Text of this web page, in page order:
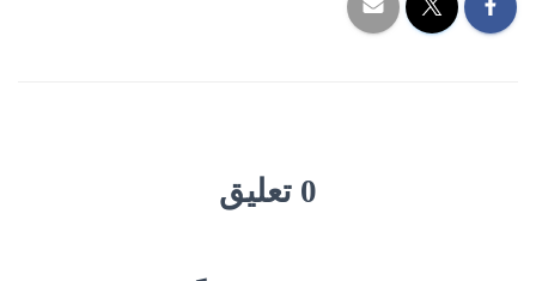
0 تعليق